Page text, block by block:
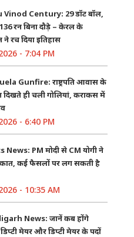
Vinod Century: 29 डॉट बॉल,
रन बिना दौड़े – केरल के
रच दिया इतिहास
- 7:04 PM
Gunfire: राष्ट्रपति आवास के
दिखते ही चली गोलियां, कराकस में
- 6:40 PM
News: PM मोदी से CM योगी ने
कई फैसलों पर लग सकती है
- 10:35 AM
News: जानें कब होंगे
मेयर और डिप्टी मेयर के पदों